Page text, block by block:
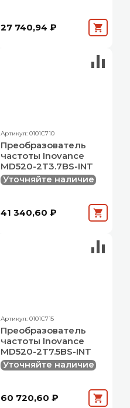
27 740,94 ₽
Артикул: 0101C710
Преобразователь
частоты Inovance
MD520-2T3.7BS-INT
Уточняйте наличие
41 340,60 ₽
Артикул: 0101C715
Преобразователь
частоты Inovance
MD520-2T7.5BS-INT
Уточняйте наличие
60 720,60 ₽